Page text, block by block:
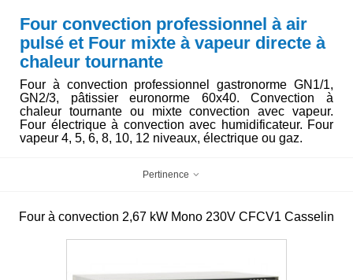
Four convection professionnel à air
pulsé et Four mixte à vapeur directe à
chaleur tournante
Four à convection professionnel gastronorme GN1/1,
GN2/3, pâtissier euronorme 60x40. Convection à
chaleur tournante ou mixte convection avec vapeur.
Four électrique à convection avec humidificateur. Four
vapeur 4, 5, 6, 8, 10, 12 niveaux, électrique ou gaz.
Pertinence
Four à convection 2,67 kW Mono 230V CFCV1 Casselin